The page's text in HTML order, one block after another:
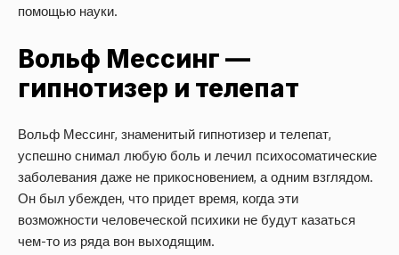
помощью науки.
Вольф Мессинг —
гипнотизер и телепат
Вольф Мессинг, знаменитый гипнотизер и телепат,
успешно снимал любую боль и лечил психосоматические
заболевания даже не прикосновением, а одним взглядом.
Он был убежден, что придет время, когда эти
возможности человеческой психики не будут казаться
чем-то из ряда вон выходящим.